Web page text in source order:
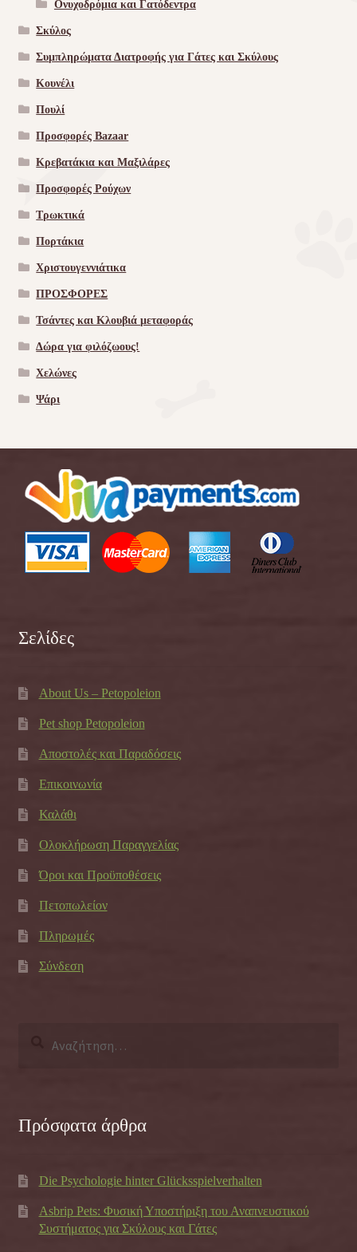
Ονυχοδρόμια και Γατόδεντρα
Σκύλος
Συμπληρώματα Διατροφής για Γάτες και Σκύλους
Κουνέλι
Πουλί
Προσφορές Bazaar
Κρεβατάκια και Μαξιλάρες
Προσφορές Ρούχων
Τρωκτικά
Πορτάκια
Χριστουγεννιάτικα
ΠΡΟΣΦΟΡΕΣ
Τσάντες και Κλουβιά μεταφοράς
Δώρα για φιλόζωους!
Χελώνες
Ψάρι
Σελίδες
About Us – Petopoleion
Pet shop Petopoleion
Αποστολές και Παραδόσεις
Επικοινωνία
Καλάθι
Ολοκλήρωση Παραγγελίας
Όροι και Προϋποθέσεις
Πετοπωλείον
Πληρωμές
Σύνδεση
Πρόσφατα άρθρα
Die Psychologie hinter Glücksspielverhalten
Asbrip Pets: Φυσική Υποστήριξη του Αναπνευστικού
Συστήματος για Σκύλους και Γάτες